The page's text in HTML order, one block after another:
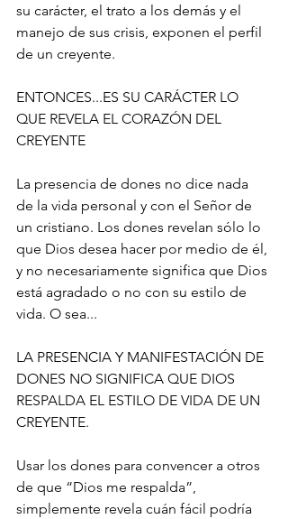
su carácter, el trato a los demás y el
manejo de sus crisis, exponen el perfil
de un creyente.
ENTONCES...ES SU CARÁCTER LO
QUE REVELA EL CORAZÓN DEL
CREYENTE
La presencia de dones no dice nada
de la vida personal y con el Señor de
un cristiano. Los dones revelan sólo lo
que Dios desea hacer por medio de él,
y no necesariamente significa que Dios
está agradado o no con su estilo de
vida. O sea...
LA PRESENCIA Y MANIFESTACIÓN DE
DONES NO SIGNIFICA QUE DIOS
RESPALDA EL ESTILO DE VIDA DE UN
CREYENTE.
Usar los dones para convencer a otros
de que “Dios me respalda”,
simplemente revela cuán fácil podría